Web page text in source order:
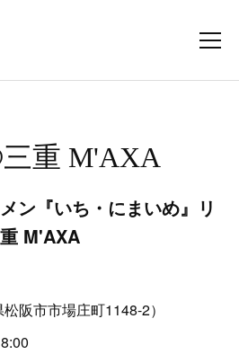
三重 M'AXA
ン『いち・にまいめ』リ
M'AXA
阪市市場庄町1148-2）